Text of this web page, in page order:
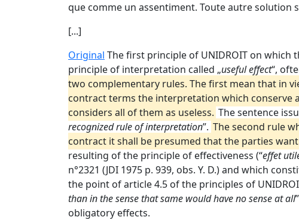
que comme un assentiment. Toute autre solution
[...]
Original The first principle of UNIDROIT on
principle of interpretation called „useful effect“,
two complementary rules. The first mean that in
contract terms the interpretation which
considers all of them as useless. The sentence
recognized rule of interpretation”. The second rule
contract it shall be presumed that the parties
resulting of the principle of effectiveness (“effet
n°2321 (JDI 1975 p. 939, obs. Y. D.) and which
the point of article 4.5 of the principles of
than in the sense that same would have no sense at all
obligatory effects.